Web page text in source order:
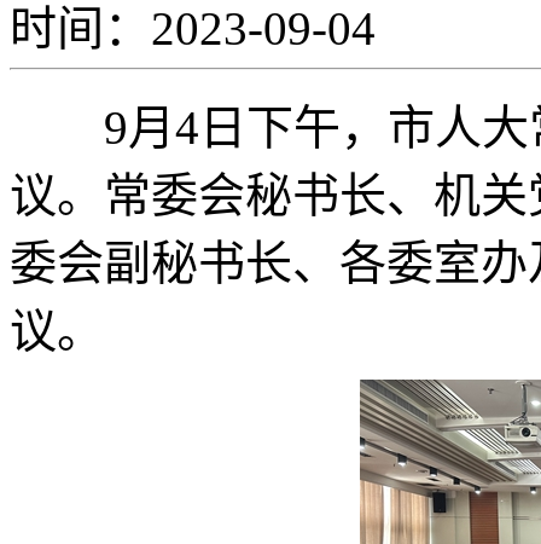
时间：2023-09-04
9月4日下午，市人大
议。常委会秘书长、机
委会副秘书长、各委室
议。